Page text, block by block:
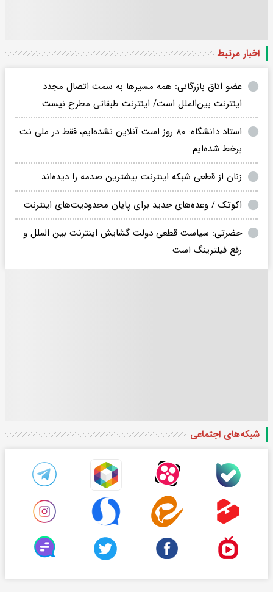
اخبار مرتبط
عضو اتاق بازرگانی: همه مسیرها به سمت اتصال مجدد
اینترنت بین‌الملل است/ اینترنت طبقاتی مطرح نیست
استاد دانشگاه: ۸۰ روز است آنلاین نشده‌ایم، فقط در ملی نت
برخط شده‌ایم
زنان از قطعی شبکه اینترنت بیشترین صدمه را دیده‌اند
اکوتک / وعده‌های جدید برای پایان محدودیت‌های اینترنت
حضرتی: سیاست قطعی دولت گشایش اینترنت بین الملل و
رفع فیلترینگ است
شبکه‌های اجتماعی